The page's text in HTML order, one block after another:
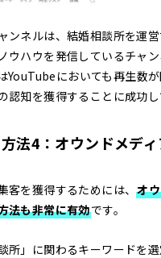
ンネルは、結婚相談所を運
ウハウを発信しているチャ
YouTubeにおいても再生数
認知を獲得することに成功し
法4：オウンドメデ
客を獲得するためには、オ
法も非常に有効です。
所」に関わるキーワードを